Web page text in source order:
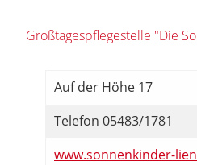
Großtagespflegestelle "Die
Auf der Höhe 17
Telefon 05483/1781
www.sonnenkinder-